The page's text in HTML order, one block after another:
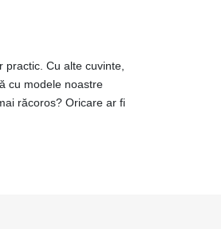
Cu alte cuvinte,
cu modele noastre
răcoros? Oricare ar fi